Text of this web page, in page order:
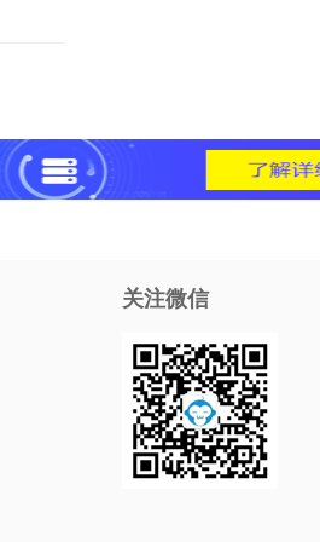
关注微信